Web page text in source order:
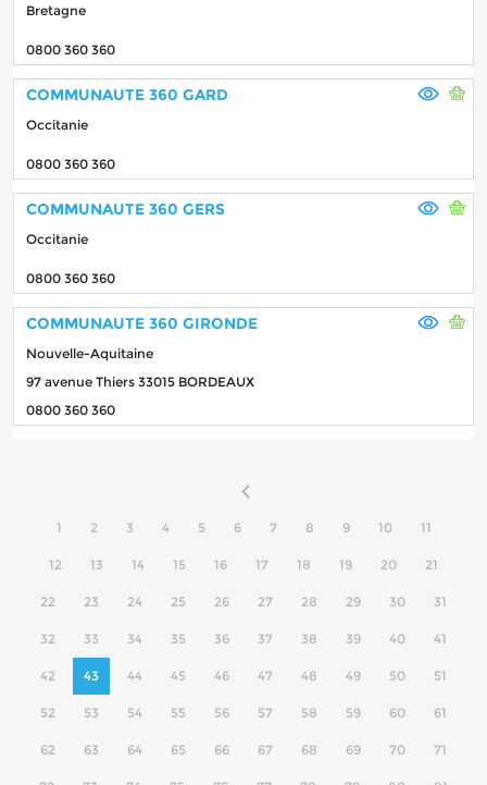
Bretagne
0800 360 360
COMMUNAUTE 360 GARD
Occitanie
0800 360 360
COMMUNAUTE 360 GERS
Occitanie
0800 360 360
COMMUNAUTE 360 GIRONDE
Nouvelle-Aquitaine
97 avenue Thiers 33015 BORDEAUX
0800 360 360
1 2 3 4 5 6 7 8 9 10 11
12 13 14 15 16 17 18 19 20 21
22 23 24 25 26 27 28 29 30 31
32 33 34 35 36 37 38 39 40 41
42 43 44 45 46 47 48 49 50 51
52 53 54 55 56 57 58 59 60 61
62 63 64 65 66 67 68 69 70 71